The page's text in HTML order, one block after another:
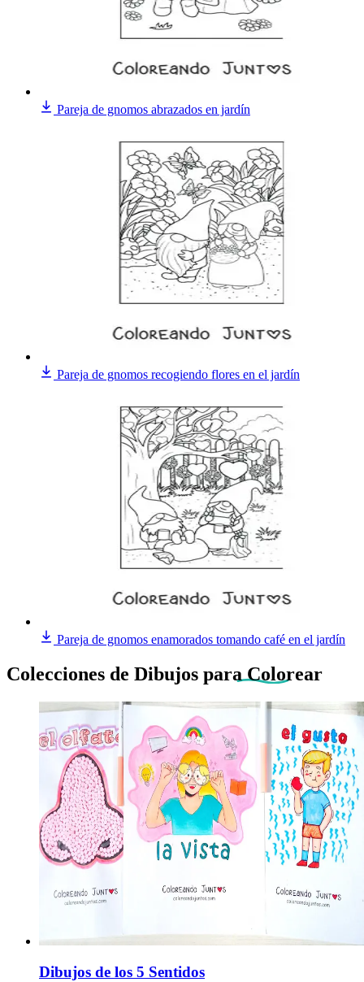
Pareja de gnomos abrazados en jardín
Pareja de gnomos recogiendo flores en el jardín
Pareja de gnomos enamorados tomando café en el jardín
Colecciones de Dibujos para Colorear
Dibujos de los 5 Sentidos